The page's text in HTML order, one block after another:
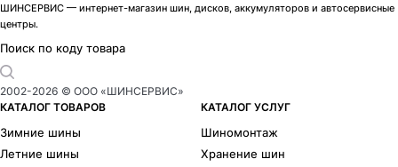
ШИНСЕРВИС — интернет-магазин шин, дисков, аккумуляторов и автосервисные
центры.
Поиск по коду товара
2002-2026 © ООО «ШИНСЕРВИС»
КАТАЛОГ ТОВАРОВ
Зимние шины
Летние шины
КАТАЛОГ УСЛУГ
Шиномонтаж
Хранение шин